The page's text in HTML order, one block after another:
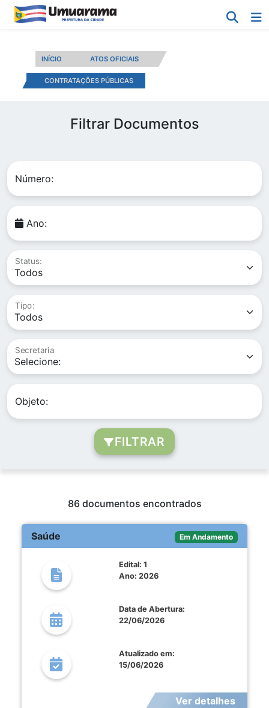
INÍCIO ATOS OFICIAIS
CONTRATAÇÕES PÚBLICAS
Filtrar Documentos
Número:
Ano:
Status:
Tipo:
Secretaria
Objeto:
FILTRAR
86 documentos encontrados
Saúde Em Andamento
Edital: 1
Ano: 2026
Data de Abertura:
22/06/2026
Atualizado em:
15/06/2026
Ver detalhes